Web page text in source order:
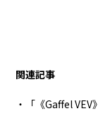
関連記事
・「《Gaffel